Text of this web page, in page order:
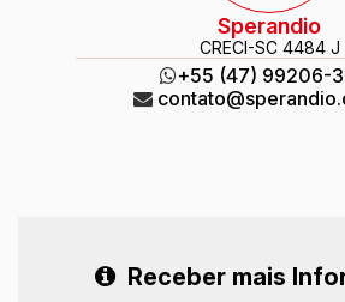
Sperandio
CRECI-SC 4484 J
+55 (47) 99206-
Receber mais